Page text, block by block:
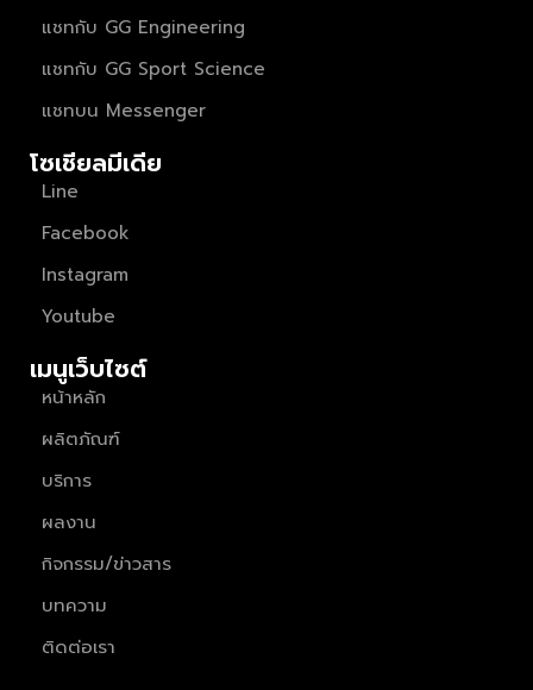
แชทกับ GG Engineering
แชทกับ GG Sport Science
แชทบน Messenger
โซเชียลมีเดีย
Line
Facebook
Instagram
Youtube
เมนูเว็บไซต์
หน้าหลัก
ผลิตภัณฑ์
บริการ
ผลงาน
กิจกรรม/ข่าวสาร
บทความ
ติดต่อเรา